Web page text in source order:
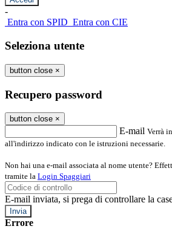
-
Entra con SPID Entra con CIE
Seleziona utente
button close ×
Recupero password
button close ×
E-mail Verrà
all'indirizzo indicato con le istruzioni necessarie.
Non hai una e-mail associata al nome utente?
tramite la Login Spaggiari
E-mail inviata, si prega di controllare la
Errore